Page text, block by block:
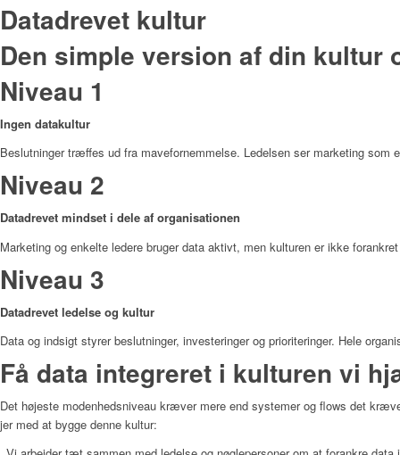
Datadrevet kultur
Den simple version af din kultur
Niveau 1
Ingen datakultur
Beslutninger træffes ud fra mavefornemmelse. Ledelsen ser marketing som
Niveau 2
Datadrevet mindset i dele af organisationen
Marketing og enkelte ledere bruger data aktivt, men kulturen er ikke
Niveau 3
Datadrevet ledelse og kultur
Data og indsigt styrer beslutninger, investeringer og prioriteringer. Hele
Få data integreret i kulturen vi
Det højeste modenhedsniveau kræver mere end systemer og flows det
jer med at bygge denne kultur: